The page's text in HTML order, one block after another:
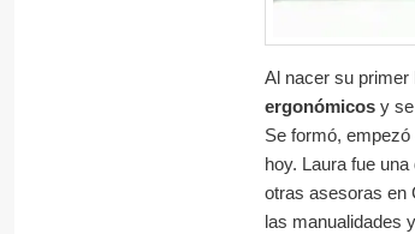
Al nacer su primer
ergonómicos y
Se formó,
hoy. Laura fue una
otras asesoras en
las manualidades